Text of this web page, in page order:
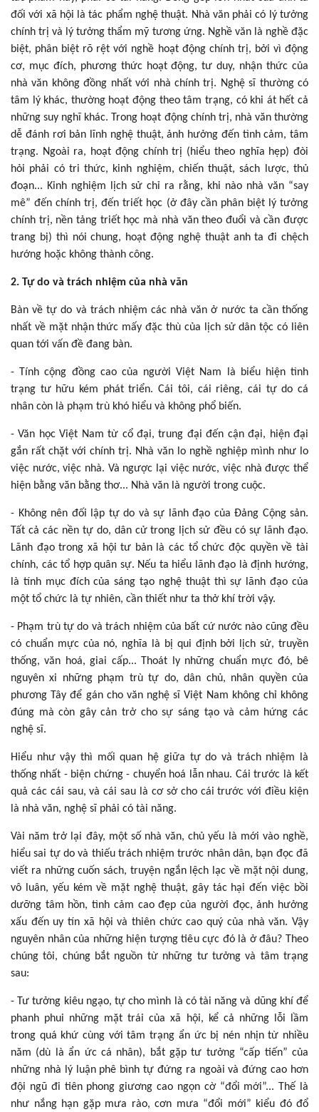
đối với xã hội là tác phẩm nghệ thuật. Nhà văn phải có lý tưởng
chính trị và lý tưởng thẩm mỹ tương ứng. Nghề văn là nghề đặc
biệt, phân biệt rõ rệt với nghề hoạt động chính trị, bởi vì động
cơ, mục đích, phương thức hoạt động, tư duy, nhận thức của
nhà văn không đồng nhất với nhà chính trị. Nghệ sĩ thường có
tâm lý khác, thường hoạt động theo tâm trạng, có khi át hết cả
những suy nghĩ khác. Trong hoạt động chính trị, nhà văn thường
dễ đánh rơi bản lĩnh nghệ thuật, ảnh hưởng đến tình cảm, tâm
trạng. Ngoài ra, hoạt động chính trị (hiểu theo nghĩa hẹp) đòi
hỏi phải có tri thức, kinh nghiệm, chiến thuật, sách lược, thủ
đoạn... Kinh nghiệm lịch sử chỉ ra rằng, khi nào nhà văn “say
mê” đến chính trị, đến triết học (ở đây cần phân biệt lý tưởng
chính trị, nền tảng triết học mà nhà văn theo đuổi và cần được
trang bị) thì nói chung, hoạt động nghệ thuật anh ta đi chệch
hướng hoặc không thành công.
2. Tự do và trách nhiệm của nhà văn
Bàn về tự do và trách nhiệm các nhà văn ở nước ta cần thống
nhất về mặt nhận thức mấy đặc thù của lịch sử dân tộc có liên
quan tới vấn đề đang bàn.
- Tính cộng đồng cao của người Việt Nam là biểu hiện tình
trạng tư hữu kém phát triển. Cái tôi, cái riêng, cái tự do cá
nhân còn là phạm trù khó hiểu và không phổ biến.
- Văn học Việt Nam từ cổ đại, trung đại đến cận đại, hiện đại
gắn rất chặt với chính trị. Nhà văn lo nghề nghiệp mình như lo
việc nước, việc nhà. Và ngược lại việc nước, việc nhà được thể
hiện bằng văn bằng thơ... Nhà văn là người trong cuộc.
- Không nên đối lập tự do và sự lãnh đạo của Đảng Cộng sản.
Tất cả các nền tự do, dân cử trong lịch sử đều có sự lãnh đạo.
Lãnh đạo trong xã hội tư bản là các tổ chức độc quyền về tài
chính, các tổ hợp quân sự. Nếu ta hiểu lãnh đạo là định hướng,
là tính mục đích của sáng tạo nghệ thuật thì sự lãnh đạo của
một tổ chức là tự nhiên, cần thiết như ta thở khí trời vậy.
- Phạm trù tự do và trách nhiệm của bất cứ nước nào cũng đều
có chuẩn mực của nó, nghĩa là bị qui định bởi lịch sử, truyền
thống, văn hoá, giai cấp... Thoát ly những chuẩn mực đó, bê
nguyên xi những phạm trù tự do, dân chủ, nhân quyền của
phương Tây để gán cho văn nghệ sĩ Việt Nam không chỉ không
đúng mà còn gây cản trở cho sự sáng tạo và cảm hứng các
nghệ sĩ.
Hiểu như vậy thì mối quan hệ giữa tự do và trách nhiệm là
thống nhất - biện chứng - chuyển hoá lẫn nhau. Cái trước là kết
quả các cái sau, và cái sau là cơ sở cho cái trước với điều kiện
là nhà văn, nghệ sĩ phải có tài năng.
Vài năm trở lại đây, một số nhà văn, chủ yếu là mới vào nghề,
hiểu sai tự do và thiếu trách nhiệm trước nhân dân, bạn đọc đã
viết ra những cuốn sách, truyện ngắn lệch lạc về mặt nội dung,
vô luân, yếu kém về mặt nghệ thuật, gây tác hại đến việc bồi
dưỡng tâm hồn, tình cảm cao đẹp của người đọc, ảnh hưởng
xấu đến uy tín xã hội và thiên chức cao quý của nhà văn. Vậy
nguyên nhân của những hiện tượng tiêu cực đó là ở đâu? Theo
chúng tôi, chúng bắt nguồn từ những tư tưởng và tâm trạng
sau:
- Tư tưởng kiêu ngạo, tự cho mình là có tài năng và dũng khí để
phanh phui những mặt trái của xã hội, kể cả những lỗi lầm
trong quá khứ cùng với tâm trạng ẩn ức bị nén nhịn từ nhiều
năm (dù là ẩn ức cá nhân), bắt gặp tư tưởng “cấp tiến” của
những nhà lý luận phê bình tự đứng ra ngoài và đứng cao hơn
đội ngũ đi tiên phong giương cao ngọn cờ “đổi mới”... Thế là
như nắng hạn gặp mưa rào, cơn mưa “đổi mới” kiểu đó đổ